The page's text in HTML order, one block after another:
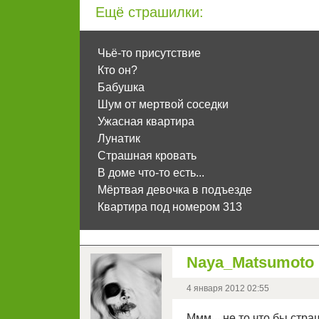
Ещё страшилки:
Чьё-то присутствие
Кто он?
Бабушка
Шум от мертвой соседки
Ужасная квартира
Лунатик
Страшная кровать
В доме что-то есть...
Мёртвая девочка в подъезде
Квартира под номером 313
Naya_Matsumoto
4 января 2012 02:55